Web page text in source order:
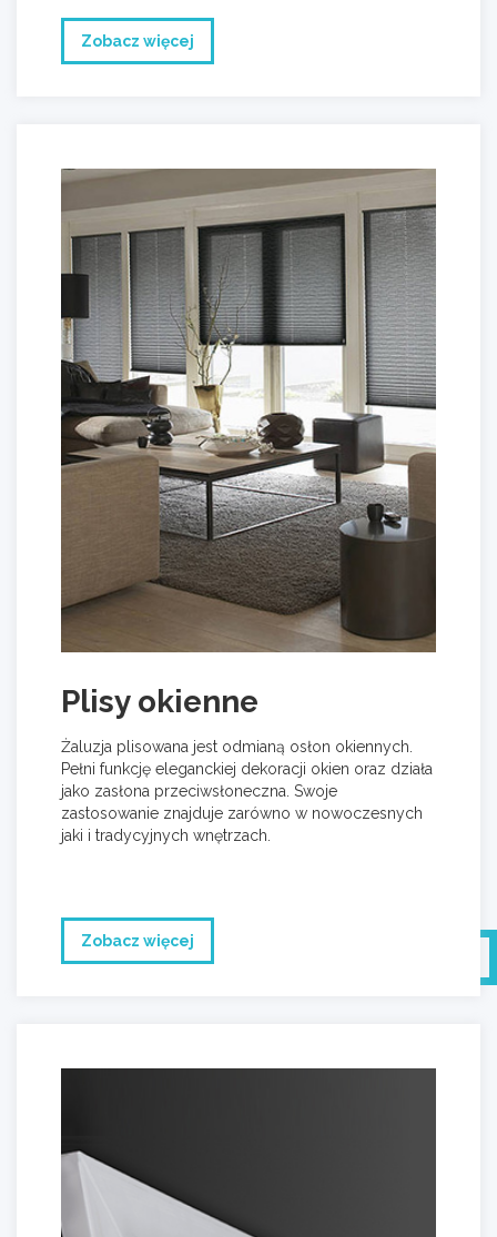
Zobacz więcej
Plisy okienne
Żaluzja plisowana jest odmianą osłon okiennych.
Pełni funkcję eleganckiej dekoracji okien oraz działa
jako zasłona przeciwsłoneczna. Swoje
zastosowanie znajduje zarówno w nowoczesnych
jaki i tradycyjnych wnętrzach.
Zobacz więcej